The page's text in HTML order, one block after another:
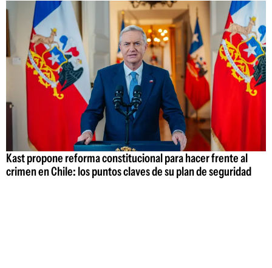
Kast propone reforma constitucional para hacer frente al
crimen en Chile: los puntos claves de su plan de seguridad